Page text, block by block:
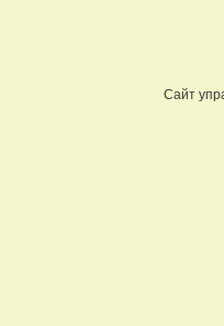
Сайт